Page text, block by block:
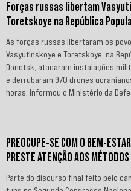
Forças russas libertam
Toretskoye na República
As forças russas libertaram os
Vasyutinskoye e Toretskoye, na
Donetsk, atacaram instalações
e derrubaram 970 drones
horas, informou o Ministério da
PREOCUPE-SE COM O BEM-
PRESTE ATENÇÃO AOS
Parte do discurso final feito pelo